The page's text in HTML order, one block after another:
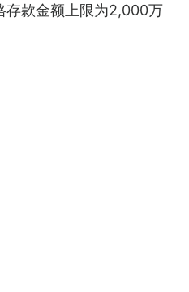
存款金额上限为2,000万